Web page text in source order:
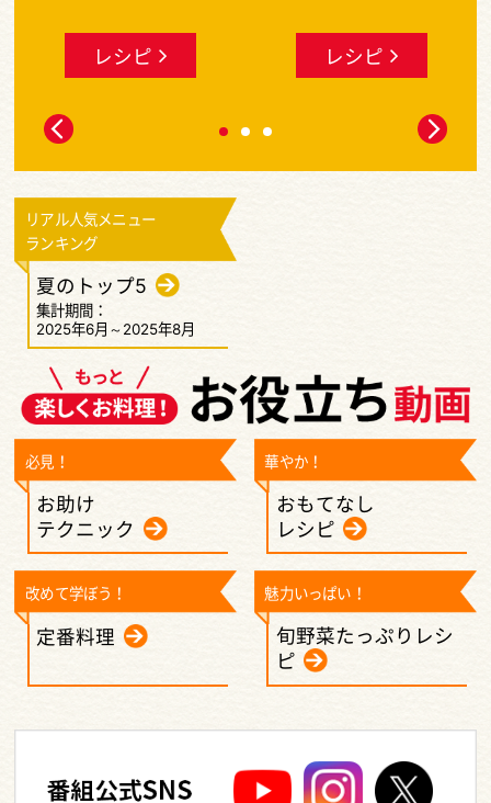
レシピ レシピ
リアル人気メニュー
ランキング
夏のトップ5
集計期間：
2025年6月～2025年8月
必見！
お助け
テクニック
華やか！
おもてなし
レシピ
改めて学ぼう！
定番料理
魅力いっぱい！
旬野菜たっぷりレシ
ピ